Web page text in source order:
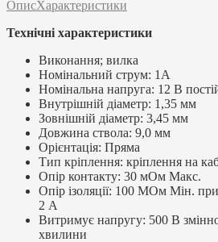
ОписХарактеристики
Технічні характеристики
Виконання; вилка
Номінальний струм: 1A
Номінальна напруга: 12 В
Внутрішній діаметр: 1,35 мм
Зовнішній діаметр: 3,45 мм
Довжина ствола: 9,0 мм
Орієнтація: Пряма
Тип кріплення: кріплення на
Опір контакту: 30 мОм Макс.
Опір ізоляції: 100 МОм Мін.
2 А
Витримує напругу: 500 В
хвилини